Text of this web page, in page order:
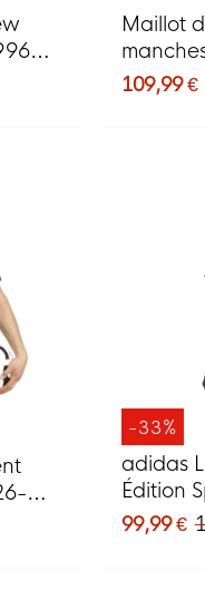
Maillot
109,99 €
-33%
adidas
Édition
1996
99,99 €